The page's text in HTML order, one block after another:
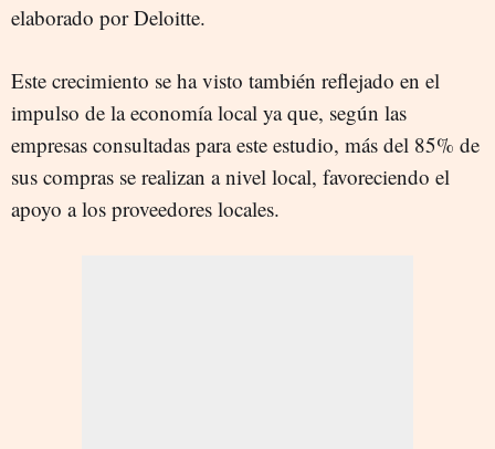
elaborado por Deloitte.
Este crecimiento se ha visto también reflejado en el
impulso de la economía local ya que, según las
empresas consultadas para este estudio, más del 85% de
sus compras se realizan a nivel local, favoreciendo el
apoyo a los proveedores locales.